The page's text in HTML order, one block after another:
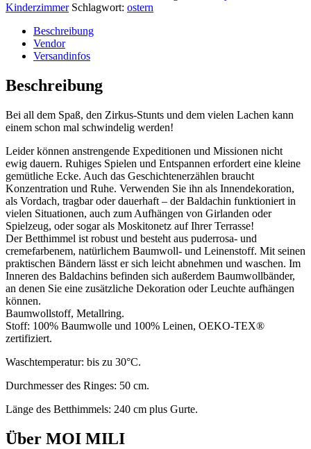
Kinderzimmer Schlagwort: ostern
Beschreibung
Vendor
Versandinfos
Beschreibung
Bei all dem Spaß, den Zirkus-Stunts und dem vielen Lachen kann
einem schon mal schwindelig werden!
Leider können anstrengende Expeditionen und Missionen nicht
ewig dauern. Ruhiges Spielen und Entspannen erfordert eine kleine
gemütliche Ecke. Auch das Geschichtenerzählen braucht
Konzentration und Ruhe. Verwenden Sie ihn als Innendekoration,
als Vordach, tragbar oder dauerhaft – der Baldachin funktioniert in
vielen Situationen, auch zum Aufhängen von Girlanden oder
Spielzeug, oder sogar als Moskitonetz auf Ihrer Terrasse!
Der Betthimmel ist robust und besteht aus puderrosa- und
cremefarbenem, natürlichem Baumwoll- und Leinenstoff. Mit seinen
praktischen Bändern lässt er sich leicht abnehmen und waschen. Im
Inneren des Baldachins befinden sich außerdem Baumwollbänder,
an denen Sie eine zusätzliche Dekoration oder Leuchte aufhängen
können.
Baumwollstoff, Metallring.
Stoff: 100% Baumwolle und 100% Leinen, OEKO-TEX®
zertifiziert.
Waschtemperatur: bis zu 30°C.
Durchmesser des Ringes: 50 cm.
Länge des Betthimmels: 240 cm plus Gurte.
Über MOI MILI